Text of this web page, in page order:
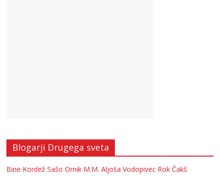
Blogarji Drugega sveta
Bine Kordež Sašo Ornik M.M. Aljoša Vodopivec Rok Čakš